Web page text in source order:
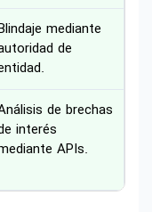
mediante
de
de brechas
interés
APIs.